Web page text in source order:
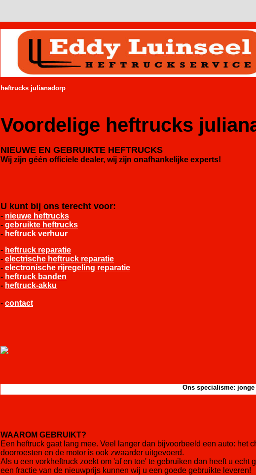
heftrucks julianadorp
Voordelige heftrucks
NIEUWE EN GEBRUIKTE HEFTRUCKS
Wij zijn géén officiele dealer, wij zijn onafhankelijke experts!
U kunt bij ons terecht voor:
- nieuwe heftrucks
- gebruikte heftrucks
- heftruck verhuur
- heftruck reparatie
- electrische heftruck reparatie
- electronische rijregeling reparatie
- heftruck banden
- heftruck-akku
- contact
Ons specialisme: jonge
WAAROM GEBRUIKT?
Een heftruck gaat lang mee. Veel langer dan bijvoorbeeld een auto: het
doorroesten en de motor is ook zwaarder uitgevoerd.
Als u een vorkheftruck zoekt om 'af en toe' te gebruiken dan heeft u echt
een fractie van de nieuwprijs kunnen wij u een goede gebruikte leveren!